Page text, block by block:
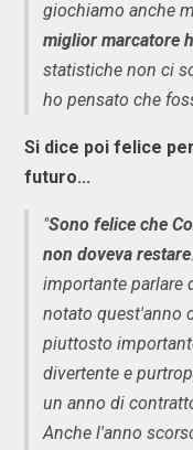
giochiamo anche
miglior marcatore
statistiche non ci
ho pensato che
Si dice poi felice
futuro...
"Sono felice che
non doveva restare
importante parlare
notato quest'anno
piuttosto
divertente e
un anno di
Anche l'anno